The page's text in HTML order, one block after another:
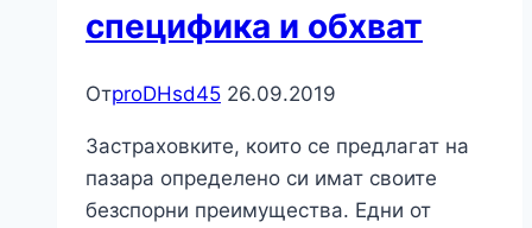
специфика и обхват
ОтproDHsd45 26.09.2019
Застраховките, които се предлагат на
пазара определено си имат своите
безспорни преимущества. Едни от